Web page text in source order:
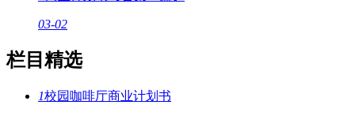
03-02
栏目精选
1校园咖啡厅商业计划书